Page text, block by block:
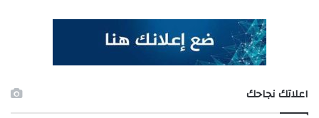
اعلاتك نجاحك